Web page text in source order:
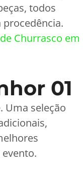
todos
Churrasco em
01
Uma seleção